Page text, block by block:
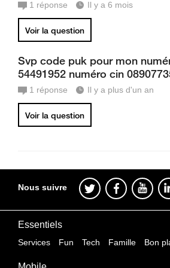
1 réponse Il y a 6 mois
Voir la question
Svp code puk pour mon
54491952 numéro cin
1 réponse Il y a plus d'un an
Voir la question
Nous suivre
Essentiels
Services Fun Tech Famille Bon